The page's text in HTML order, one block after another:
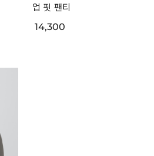
업 핏 팬티
14,300